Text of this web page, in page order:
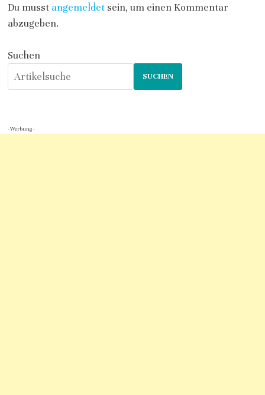
Du musst angemeldetsein, um einen Kommentar
abzugeben.
Suchen
SUCHEN
- Werbung -